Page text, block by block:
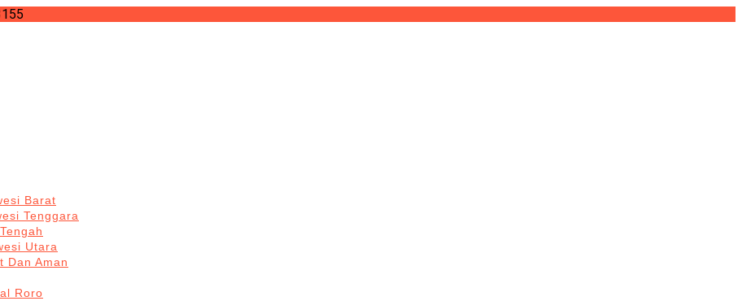
Barat
Tenggara
Utara
Dan Aman
Roro